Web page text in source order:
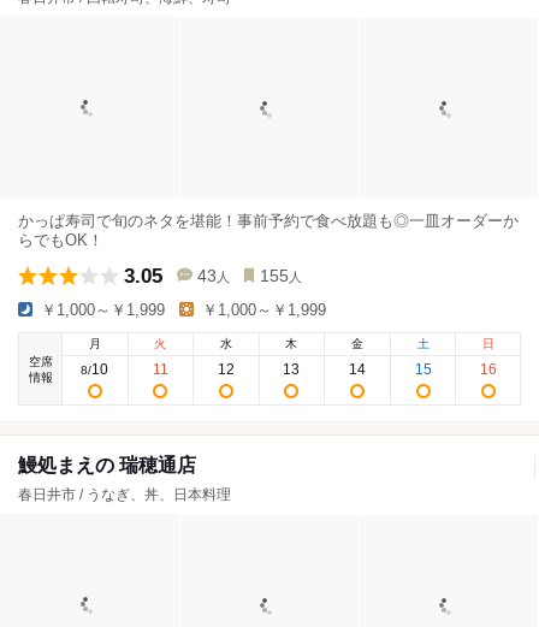
かっぱ寿司で旬のネタを堪能！事前予約で食べ放題も◎一皿オーダーか
らでもOK！
3.05 43 人 155 人
￥1,000～￥1,999 ￥1,000～￥1,999
空席
情報
月
8/10
火
11
水
12
木
13
金
14
土
15
日
16
鰻処まえの 瑞穂通店
春日井市 / うなぎ、丼、日本料理